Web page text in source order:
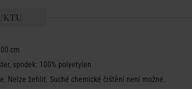
cm
spodek: 100% polyetylen
Nelze žehlit. Suché chemické čištění není možné.